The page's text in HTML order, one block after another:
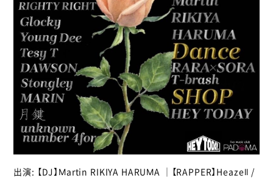
出演: 【DJ】Martin RIKIYA HARUMA ｜【RAPPER】Heazell /